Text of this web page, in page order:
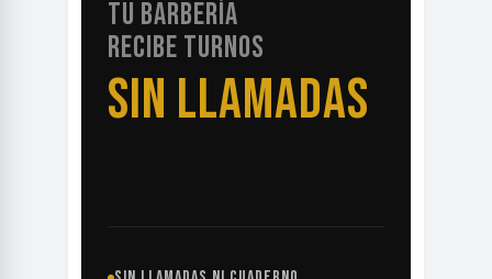
TU BARBERÍA
RECIBE TURNOS
SIN LLAMADAS